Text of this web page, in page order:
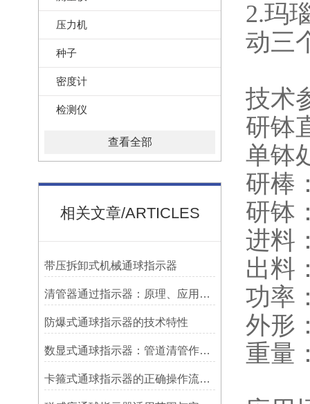
压力机
种子
密度计
检测仪
查看全部
相关文章/ARTICLES
带压拆卸式机械通球指示器
清管器通过指示器：原理、应用与维护
防爆式通球指示器的技术特性
数显式通球指示器：管道清管作业的智能监测关键设备
卡箍式通球指示器的正确操作流程介绍
2.玛
动三
技术
研钵
单钵
研棒
研钵
进料
出料
功率
外形
重量